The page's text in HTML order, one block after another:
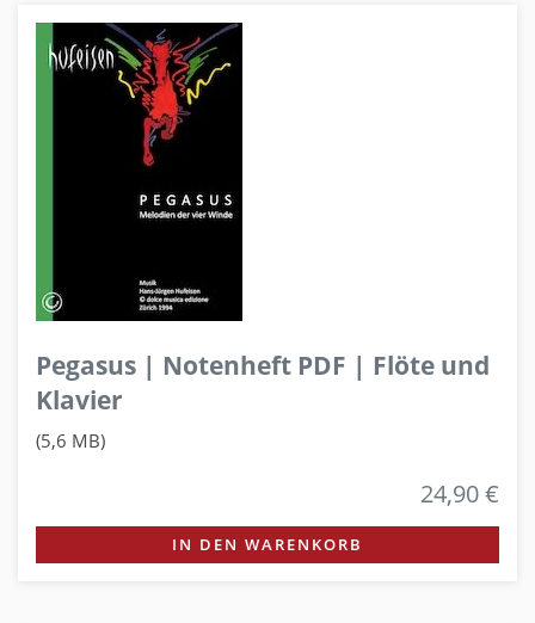
Pegasus | Notenheft PDF | Flöte und
Klavier
(5,6 MB)
24,90 €
IN DEN WARENKORB